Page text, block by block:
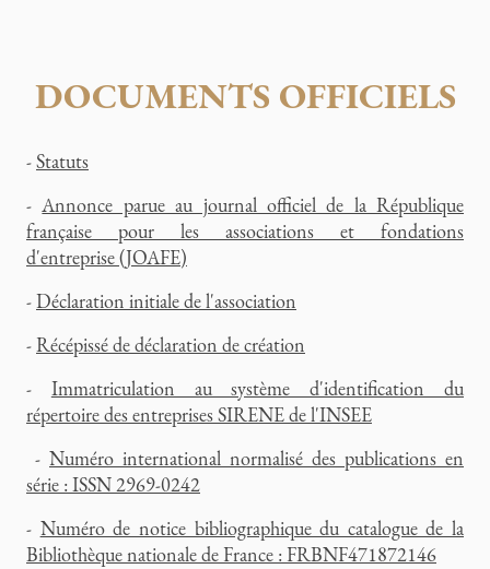
DOCUMENTS OFFICIELS
-Statuts
-Annonce parue au journal officiel de la République
française pour les associations et fondations
d'entreprise (JOAFE)
-Déclaration initiale de l'association
-Récépissé de déclaration de création
- Immatriculation au système d'identification du
répertoire des entreprises SIRENE de l'INSEE
- Numéro international normalisé des publications en
série : ISSN 2969-0242
- Numéro de notice bibliographique du catalogue de la
Bibliothèque nationale de France : FRBNF471872146